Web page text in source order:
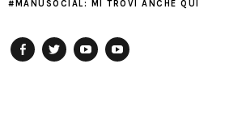
#MANUSOCIAL: MI TROVI ANCHE QUI